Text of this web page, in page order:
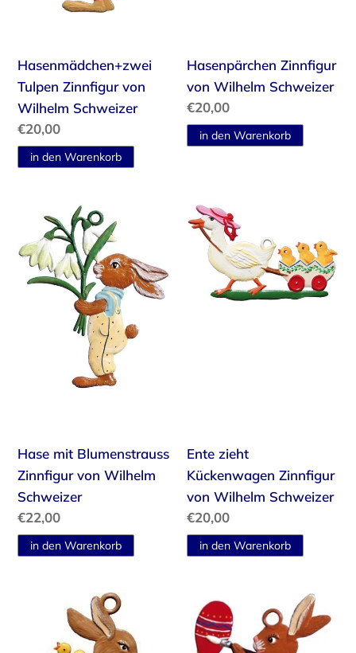
Hasenmädchen+zwei
Tulpen Zinnfigur von
Wilhelm Schweizer
Normaler
Preis
€20,00
Hasenpärchen Zinnfigur
von Wilhelm Schweizer
Normaler
Preis
€20,00
Hase
Blumenstrauss
Zinnfigur
Hase mit Blumenstrauss
Zinnfigur von Wilhelm
Schweizer
Normaler
Preis
€22,00
Ente
zieht
Kückenwagen
Zinnfigur
Ente zieht
Kückenwagen Zinnfigur
von Wilhelm Schweizer
Normaler
Preis
€20,00
Hasenmädchen
Kücken
Hasenmädchen
Ei
malend